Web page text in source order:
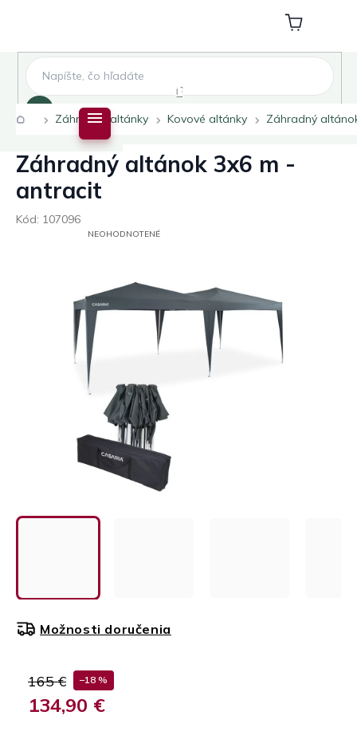
Nákupný
košík
DomovZáhradné altánky Kovové altánky Záhradný
Záhradný altánok 3x6 m -
antracit
Kód: 107096
PRIEMERNÉ
HVIEZDIČIEK.
NEOHODNOTENÉ
165 € –18 %
134,90 €
Možnosti doručenia